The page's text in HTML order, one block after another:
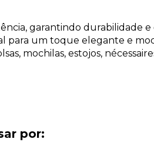
garantindo durabilidade e
para um toque elegante e
mochilas, estojos,
por: